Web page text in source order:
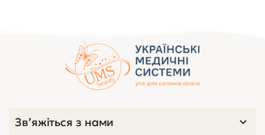
Зв’яжіться з нами